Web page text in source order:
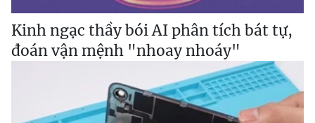
Kinh ngạc thầy bói AI phân tích bát tự,
đoán vận mệnh "nhoay nhoáy"